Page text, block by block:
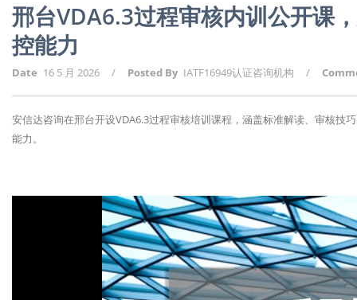
邢台VDA6.3过程审核内训公开课
控能力
Date 16 5 月 2026 / Posted By IATF16949认证咨询机构 /
安信达咨询在邢台开设VDA6.3过程审核培训课程，涵盖标准解读、审核
能力。